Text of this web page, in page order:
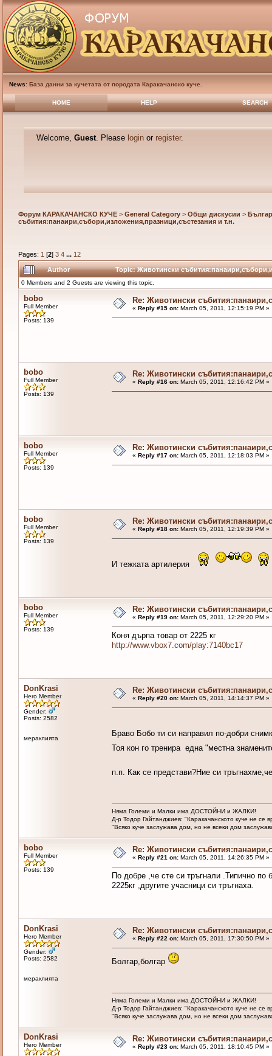
News: База данни за кучетата от породата Каракачанско куче.
HOME HELP SEARCH
Welcome, Guest. Please loginor register.
Форум КАРАКАЧАНСКО КУЧЕ> General Category> Общи дискусии >
събития:панаири,събори,изложения,празници,състезания и т.н.
Pages: 1 [2] 3 4 ... 12
Author Topic: Животински
0 Members and 2 Guests are viewing this topic.
bobo
Full Member
Posts: 139
Re: Животински
« Reply #15 on:March 05, 2011, 12:15:19 PM »
bobo
Full Member
Posts: 139
Re: Животински
« Reply #16 on:March 05, 2011, 12:16:42 PM »
bobo
Full Member
Posts: 139
Re: Животински
« Reply #17 on:March 05, 2011, 12:18:03 PM »
bobo
Full Member
Posts: 139
Re: Животински
« Reply #18 on:March 05, 2011, 12:19:39 PM »
И тежката артилерия
bobo
Full Member
Posts: 139
Re: Животински
« Reply #19 on:March 05, 2011, 12:29:20 PM »
Коня дърпа товар от 2225 кг
http://www.vbox7.com/play:7140bc17
DonKrasi
Hero Member
Gender:
Posts: 2582
мераклията
Re: Животински
« Reply #20 on:March 05, 2011, 14:14:37 PM »
Браво Бобо ти си направил по-добри
Тоя кон го тренира една "местна
п.п. Как се представи?Ние си
Няма Големи и Малки има ДОСТОЙНИ и ЖАЛКИ!
Д-р Тодор Гайтанджиев: "Каракачанското куче не
"Всяко куче заслужава дом, но не всеки дом
bobo
Full Member
Posts: 139
Re: Животински
« Reply #21 on:March 05, 2011, 14:26:35 PM »
По добре ,че сте си тръгнали .Типично по
2225кг ,другите учасници си тръгнаха.
DonKrasi
Hero Member
Gender:
Posts: 2582
мераклията
Re: Животински
« Reply #22 on:March 05, 2011, 17:30:50 PM »
Болгар,болгар
Няма Големи и Малки има ДОСТОЙНИ и ЖАЛКИ!
Д-р Тодор Гайтанджиев: "Каракачанското куче не
"Всяко куче заслужава дом, но не всеки дом
DonKrasi
Hero Member
Re: Животински
« Reply #23 on:March 05, 2011, 18:10:45 PM »